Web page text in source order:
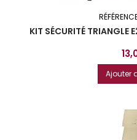
KIT SÉCURITÉ TRIANGLE
Prix
Ajouter